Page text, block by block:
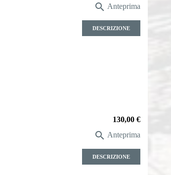
 Anteprima
DESCRIZIONE
Prezzo
130,00 €
 Anteprima
DESCRIZIONE